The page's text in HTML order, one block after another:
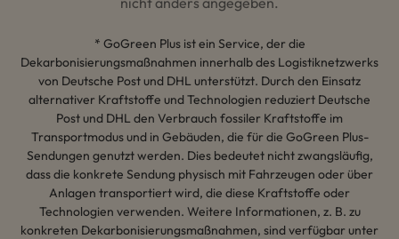
* GoGreen Plus ist ein Service, der die
Dekarbonisierungsmaßnahmen innerhalb des Logistiknetzwerks
von Deutsche Post und DHL unterstützt. Durch den Einsatz
alternativer Kraftstoffe und Technologien reduziert Deutsche
Post und DHL den Verbrauch fossiler Kraftstoffe im
Transportmodus und in Gebäuden, die für die GoGreen Plus-
Sendungen genutzt werden. Dies bedeutet nicht zwangsläufig,
dass die konkrete Sendung physisch mit Fahrzeugen oder über
Anlagen transportiert wird, die diese Kraftstoffe oder
Technologien verwenden. Weitere Informationen, z. B. zu
konkreten Dekarbonisierungsmaßnahmen, sind verfügbar unter